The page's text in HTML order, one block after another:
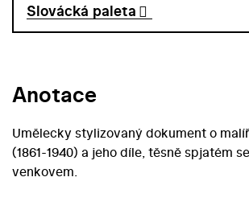
Slovácká paleta
Anotace
Umělecky stylizovaný dokument o
(1861-1940) a jeho díle, těsně spjatém
venkovem.